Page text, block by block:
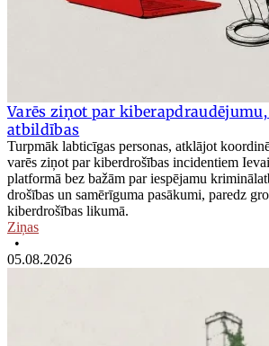
Varēs ziņot par
atbildības
Turpmāk labticīgas personas, atklājot
varēs ziņot par kiberdrošības incidentiem
platformā bez bažām par iespējamu
drošības un samērīguma pasākumi, paredz
kiberdrošības likumā.
Ziņas
•
05.08.2026